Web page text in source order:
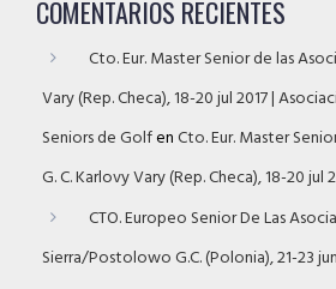
COMENTARIOS RECIENTES
Cto. Eur. Master Senior de las
Vary (Rep. Checa), 18-20 jul 2017 |
Seniors de GolfenCto. Eur. Master
G. C. Karlovy Vary (Rep. Checa), 18-20 jul
CTO. Europeo Senior De Las
Sierra/Postolowo G.C. (Polonia), 21-23